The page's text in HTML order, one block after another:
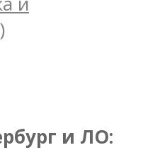
и ЛО: